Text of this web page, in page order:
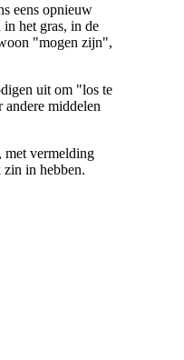
eens opnieuw
in het gras, in de
"mogen zijn",
uit om "los te
middelen
met vermelding
zin in hebben.